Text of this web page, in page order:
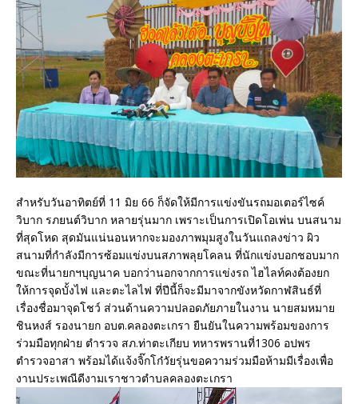
สำหรับวันอาทิตย์ที่ 11 มิย 66 ก็จัดให้มีการแข่งขันรถมอเตอร์ไซค์
วิบาก รภยนต์วิบาก หลายรุ่นมาก เพราะเป็นการเปิดโอเพ่น บนสนาม
ที่สุดโหด สุดมันแน่นอนหากจะมองภาพมุมสูงในวันแถลงข่าว ผิว
สนามที่กำลังมีการซ้อมแข่งบนสภาพลุยโคลน ที่นักแข่งบอกชอบมาก
ขณะที่นายกฯบุญนาค บอกว่านอกจากการแข่งรถ ไฮไลท์คงต้องยก
ให้การจุดบั้งไฟ และตะไลไฟ ที่ปีนี้ก็จะมีมาจากขังหวัดกาฬสินธ์ที่
เรื่องชื่อมาจุดโชว์ ส่วนด้านความปลอดภัยภายในงาน นายสมหมาย
ชินหงส์ รองนายก อบต.คลองตะเกรา ยืนยันในความพร้อมของการ
ร่วมมือทุกฝ่าย ตำรวจ สภ.ท่าตะเกียบ ทหารพรานที่1306 อปพร
ตำรวจอาสา พร้อมได้แจ้งจิ๊กโก๋วัยรุ่นขอความร่วมมือห้ามมีเรื่องเพื่อ
งานประเพณีดีงามเราชาวตำบลคลองตะเกรา
ตัว